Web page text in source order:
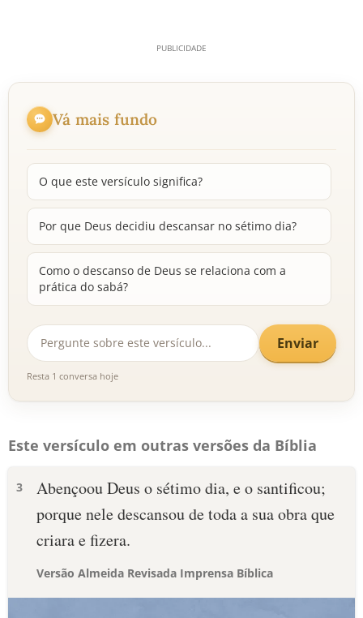
Vá mais fundo
O que este versículo significa?
Por que Deus decidiu descansar no sétimo dia?
Como o descanso de Deus se relaciona com a
prática do sabá?
Enviar
Resta 1 conversa hoje
Este versículo em outras versões da Bíblia
3
Abençoou Deus o sétimo dia, e o santificou;
porque nele descansou de toda a sua obra que
criara e fizera.
Versão Almeida Revisada Imprensa Bíblica